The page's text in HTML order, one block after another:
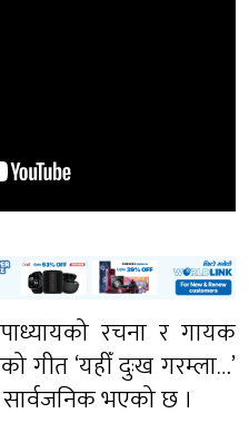
रचना र गायक
गीत ‘यहीँ दुःख गरम्ला…’
भएको छ ।